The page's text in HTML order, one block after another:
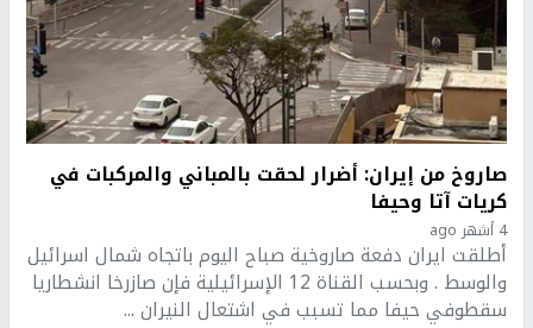
صاروخ من إيران: أضرار لحقت بالمباني والمركبات في
كريات آتا وحيفا
4 أشهر ago
أطلقت ايران دفعة صاروخية صباح اليوم باتجاه شمال اسرائيل
والوسط . وبحسب القناة 12 الإسرائيلية فإن صازرخا انشطاريا
سقطوفي حيفا مما تسبب في اشتعال النيران ...